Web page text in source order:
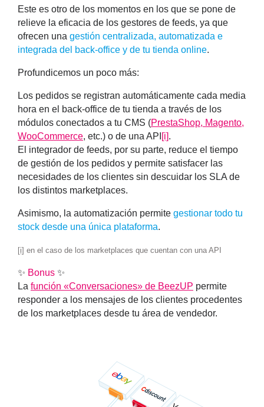
Este es otro de los momentos en los que se pone de
relieve la eficacia de los gestores de feeds, ya que
ofrecen una gestión centralizada, automatizada e
integrada del back-office y de tu tienda online.
Profundicemos un poco más:
Los pedidos se registran automáticamente cada media
hora en el back-office de tu tienda a través de los
módulos conectados a tu CMS (PrestaShop, Magento,
WooCommerce, etc.) o de una API [i].
El integrador de feeds, por su parte, reduce el tiempo
de gestión de los pedidos y permite satisfacer las
necesidades de los clientes sin descuidar los SLA de
los distintos marketplaces.
Asimismo, la automatización permite gestionar todo tu
stock desde una única plataforma.
[i] en el caso de los marketplaces que cuentan con una API
✨ Bonus ✨
La función «Conversaciones» de BeezUP permite
responder a los mensajes de los clientes procedentes
de los marketplaces desde tu área de vendedor.